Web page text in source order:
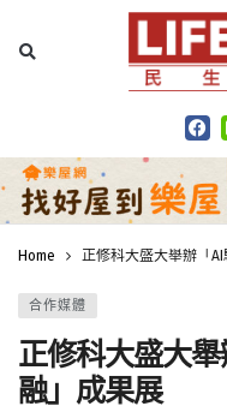
Home 正修科大盛大舉辦「
合作媒體
正修科大盛大
融」成果展